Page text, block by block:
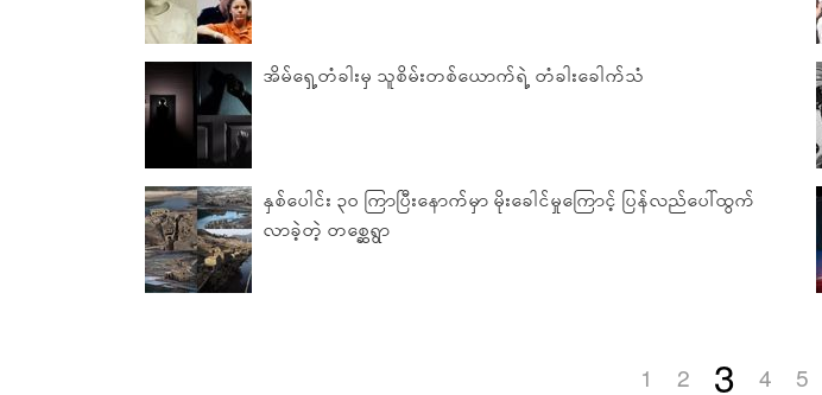
အိမ်ရှေ့တံခါးမှ သူစိမ်းတစ်ယောက်ရဲ့ တံခါးခေါက်သံ
နှစ်ပေါင်း ၃၀ ကြာပြီးနောက်မှာ မိုးခေါင်မှုကြောင့် ပြန်လည်ပေါ်ထွက်
လာခဲ့တဲ့ တစ္ဆေရွာ
1 2 3 4 5